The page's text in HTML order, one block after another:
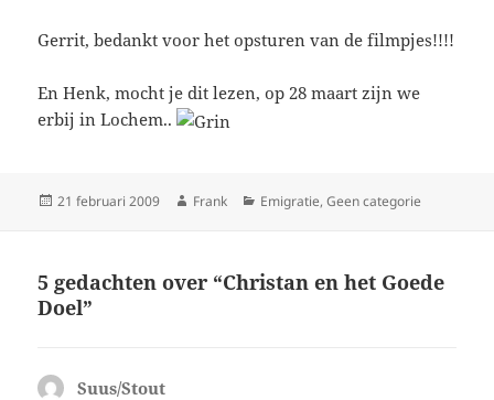
Gerrit, bedankt voor het opsturen van de filmpjes!!!!
En Henk, mocht je dit lezen, op 28 maart zijn we
erbij in Lochem..
Geplaatst
21 februari 2009 Auteur
Frank Categorieën
Emigratie,Geen categorie
5 gedachten over “Christan en het Goede
Doel”
Suus/Stout